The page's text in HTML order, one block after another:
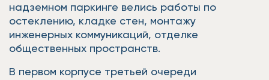
надземном паркинге велись работы по
остеклению, кладке стен, монтажу
инженерных коммуникаций, отделке
общественных пространств.
В первом корпусе третьей очереди